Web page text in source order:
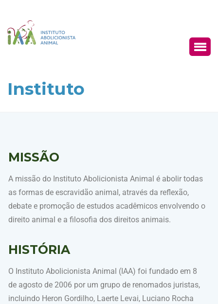
Instituto
MISSÃO
A missão do Instituto Abolicionista Animal é abolir todas
as formas de escravidão animal, através da reflexão,
debate e promoção de estudos acadêmicos envolvendo o
direito animal e a filosofia dos direitos animais.
HISTÓRIA
O Instituto Abolicionista Animal (IAA) foi fundado em 8
de agosto de 2006 por um grupo de renomados juristas,
incluindo Heron Gordilho, Laerte Levai, Luciano Rocha